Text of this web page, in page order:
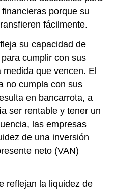
porque su
fácilmente.
su capacidad de
cumplir con sus
que vencen. El
no cumpla con sus
en bancarrota, a
ser rentable y tener un
las empresas
de una inversión
neto (VAN)
reflejan la liquidez de